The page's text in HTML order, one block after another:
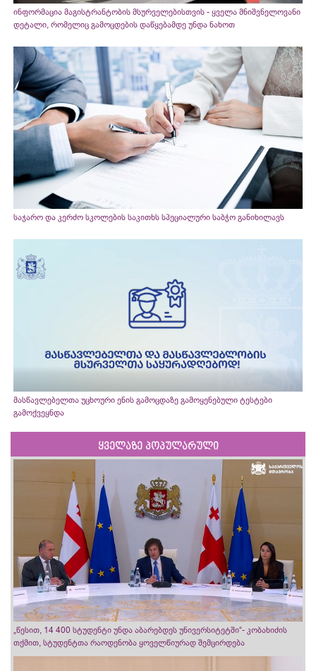
ინფორმაცია მაგისტრანტობის მსურველებისთვის - ყველა მნიშვნელოვანი
დეტალი, რომელიც გამოცდების დაწყებამდე უნდა ნახოთ
საჯარო და კერძო სკოლების საკითხს სპეციალური საბჭო განიხილავს
მასწავლებელთა უცხოური ენის გამოცდაზე გამოყენებული ტესტები
გამოქვეყნდა
ყველაზე პოპულარული
„წესით, 14 400 სტუდენტი უნდა აბარებდეს უნივერსიტეტში“- კობახიძის
თქმით, სტუდენტთა რაოდენობა ყოველწიურად შემცირდება